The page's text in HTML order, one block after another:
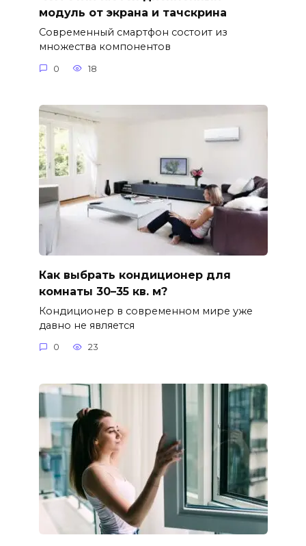
модуль от экрана и тачскрина
Современный смартфон состоит из
множества компонентов
0 18
Как выбрать кондиционер для
комнаты 30–35 кв. м?
Кондиционер в современном мире уже
давно не является
0 23